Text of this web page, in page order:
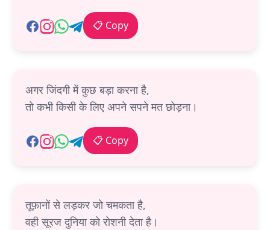
📋 Copy
अगर जिंदगी में कुछ बड़ा करना है,
तो कभी किसी के लिए अपने सपने मत छोड़ना।
📋 Copy
तूफ़ानों से लड़कर जो चमकता है,
वही सूरज दुनिया को रोशनी देता है।